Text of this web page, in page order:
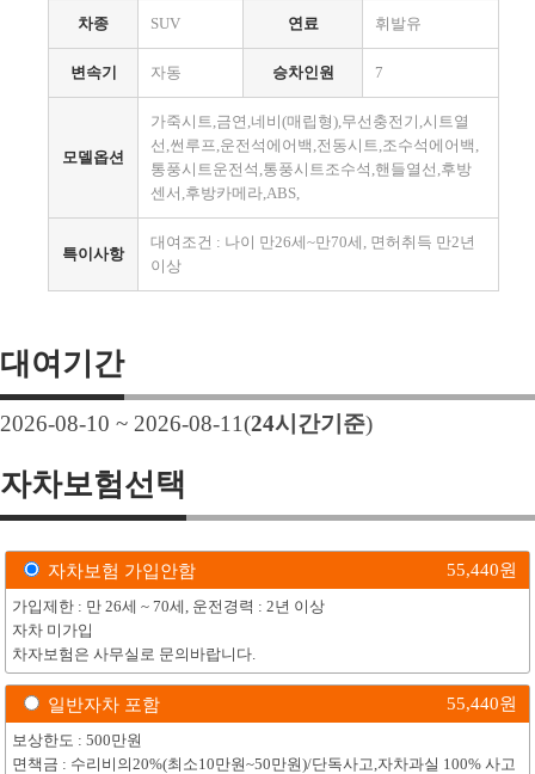
차종 SUV 연료 휘발유
변속기 자동 승차인원 7
모델옵션
가죽시트,금연,네비(매립형),무선충전기,시트열
선,썬루프,운전석에어백,전동시트,조수석에어백,
통풍시트운전석,통풍시트조수석,핸들열선,후방
센서,후방카메라,ABS,
특이사항
대여조건 : 나이 만26세~만70세, 면허취득 만2년
이상
대여기간
2026-08-10 ~ 2026-08-11(24시간기준)
자차보험선택
자차보험 가입안함 55,440원
가입제한 : 만 26세 ~ 70세, 운전경력 : 2년 이상
자차 미가입
차자보험은 사무실로 문의바랍니다.
일반자차 포함 55,440원
보상한도 : 500만원
면책금 : 수리비의20%(최소10만원~50만원)/단독사고,자차과실 100% 사고